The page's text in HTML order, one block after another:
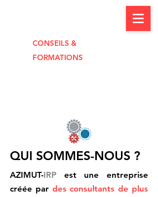
CONSEILS &
FORMATIONS
QUI SOMMES-NOUS ?
AZIMUT-IRP est une entreprise
créée par des consultants de plus